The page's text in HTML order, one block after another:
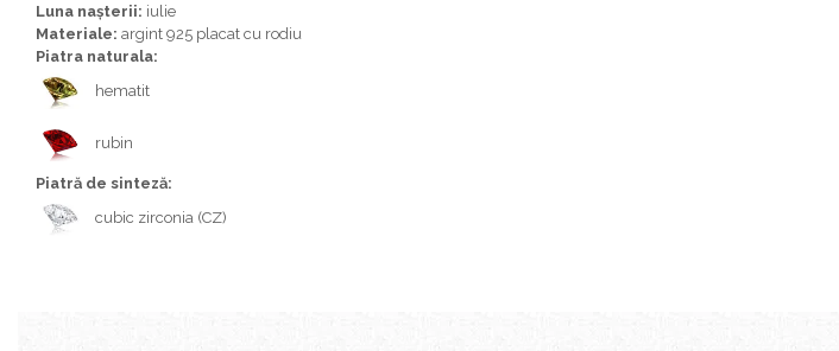
Bijuterii sodalit
Bijuterii spinel
Bijuterii tanzanit
Bijuterii topaz
Bijuterii turmaline
Luna nașterii: iulie
Materiale: argint 925 placat cu rodiu
Piatra naturala:
hematit
rubin
Piatră de sinteză:
cubic zirconia (CZ)